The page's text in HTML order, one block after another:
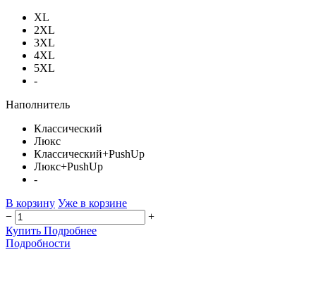
XL
2XL
3XL
4XL
5XL
-
Наполнитель
Классический
Люкс
Классический+PushUp
Люкс+PushUp
-
В корзину Уже в корзине
−
+
Купить Подробнее
Подробности